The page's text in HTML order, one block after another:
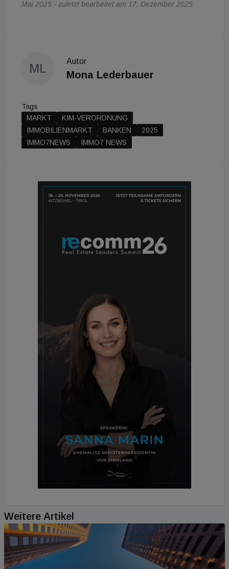
Mai 2025 - zuletzt bearbeitet am 17. Dezember 2025
ML
Autor
Mona Lederbauer
Tags
MARKT
KIM-VERORDNUNG
IMMOBILIENMARKT
BANKEN
2025
IMMO7NEWS
IMMO7 NEWS
Weitere Artikel